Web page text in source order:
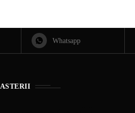
Whatsapp